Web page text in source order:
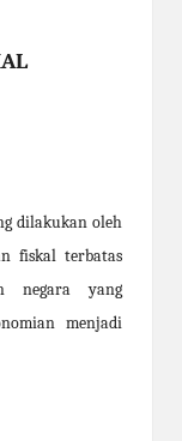
dilakukan oleh
fiskal terbatas
negara yang
menjadi